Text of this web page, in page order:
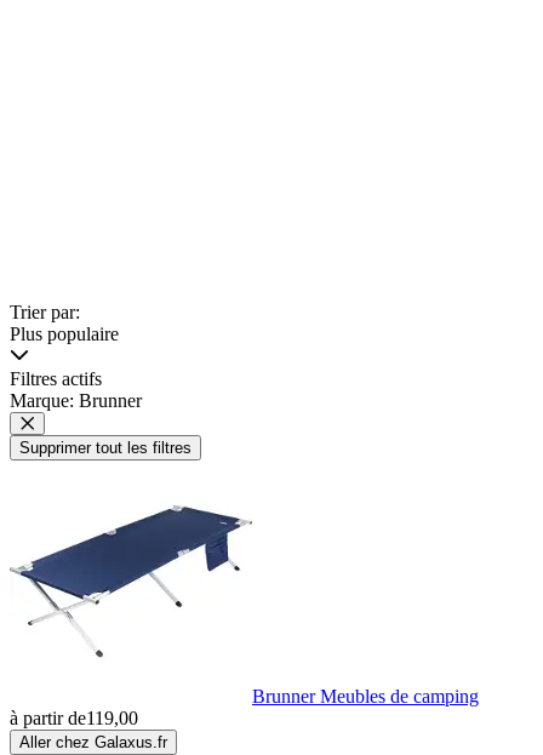
Trier par:
Plus populaire
Filtres actifs
Marque: Brunner
Supprimer tout les filtres
Brunner Meubles de camping
à partir de119,00
Aller chez Galaxus.fr